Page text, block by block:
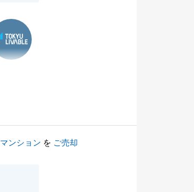
マンション を ご売却